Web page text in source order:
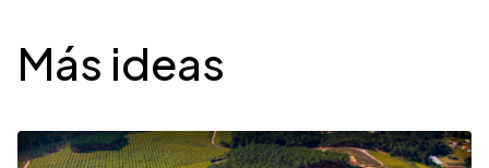
Desplegable
Más ideas